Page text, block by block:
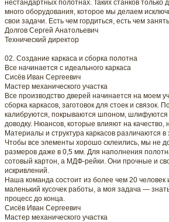
нестандартных полотнах. Таких станков только
много оборудования, которое мы делаем
свои задачи. Есть чем гордиться, есть чем
Долгов Сергей Анатольевич
Технический директор
02. Создание каркаса и сборка полотна
Все начинается с идеального каркаса
Сисёв Иван Сергеевич
Мастер механического участка
Все производство дверей начинается на моем
сборка каркасов, заготовок для стоек и связок.
калибруются, покрываются шпоном, шлифуются
доводку. Нюансов, которые влияют на качество,
Материалы и структура каркасов различаются в
Чтобы все элементы хорошо склеились, мы не
размеров даже в 0,5 мм. Для наполнения
сотовый картон, а МДФ-рейки. Они прочные и
искривлений.
Наша команда состоит из более чем 20
маленький кусочек работы, а моя задача —
процесс до конца.
Сисёв Иван Сергеевич
Мастер механического участка